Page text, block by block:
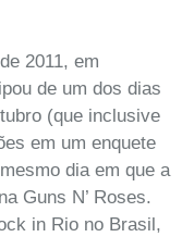
2011, em
de um dos dias
(que inclusive
em um enquete
dia em que a
Guns N’ Roses.
in Rio no Brasil,